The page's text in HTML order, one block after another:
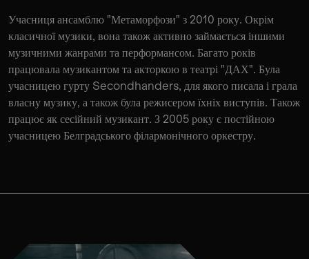
Учасниця ансамблю "Метаморфози" з 2010 року. Окрім
класичної музики, вона також активно займається іншими
музичними жанрами та перформансом. Багато років
працювала музикантом та акторкою в театрі "ДАХ". Була
учасницею гурту Secondhanders, для якого писала і грала
власну музику, а також була режисером їхніх виступів. Також
працює як сесійний музикант. З 2005 року є постійною
учасницею Белградського філармонічного оркестру.